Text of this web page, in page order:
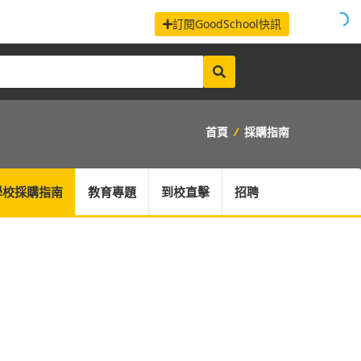
訂閱GoodSchool快訊
首頁 / 採購指南
採購指南 教育專題 到校直擊 招聘